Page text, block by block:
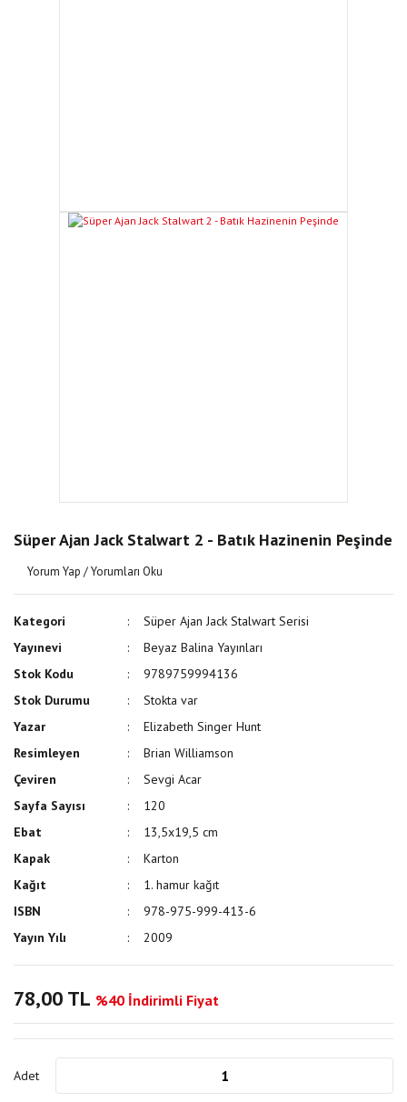
Süper Ajan Jack Stalwart 2 - Batık Hazinenin Peşinde
Yorum Yap / Yorumları Oku
Kategori
Süper Ajan Jack Stalwart Serisi
Yayınevi
Beyaz Balina Yayınları
Stok Kodu
9789759994136
Stok Durumu
Stokta var
Yazar
Elizabeth Singer Hunt
Resimleyen
Brian Williamson
Çeviren
Sevgi Acar
Sayfa Sayısı
120
Ebat
13,5x19,5 cm
Kapak
Karton
Kağıt
1. hamur kağıt
ISBN
978-975-999-413-6
Yayın Yılı
2009
78,00 TL %40 İndirimli Fiyat
Adet